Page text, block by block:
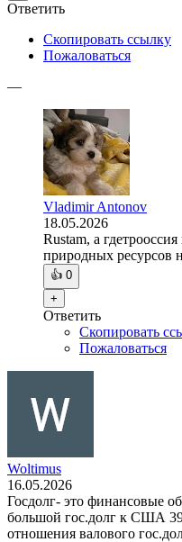
Ответить
Скопировать ссылку
Пожаловаться
—
Vladimir Antonov
18.05.2026
Rustam, а
природных ресурсов
👍 0
+
Ответить
Скопировать
Пожаловаться
Woltimus
16.05.2026
Госдолг- это финансовые
большой гос.долг к США
отношения валового